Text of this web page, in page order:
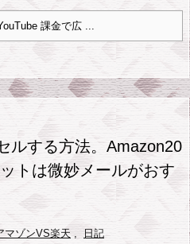
課金で広 ...
ルする方法。Amazon20
トは微妙メールがおす
マゾンVS楽天 , 日記